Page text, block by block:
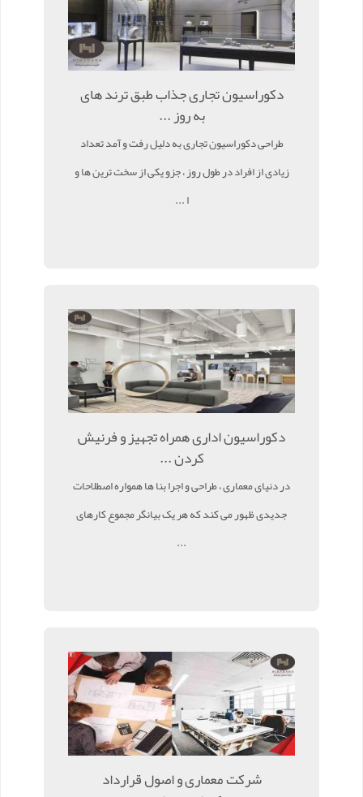
دکوراسیون تجاری جذاب طبق ترند های
به روز ...
طراحی دکوراسیون تجاری به دلیل رفت و آمد تعداد
زیادی از افراد در طول روز ، جزو یکی از سخت ترین ها و
ا ...
دکوراسیون اداری همراه تجهیز و فرنیش
کردن ...
در دنیای معماری ، طراحی و اجرا بنا ها همواره اصطلاحات
جدیدی ظهور می کند که هر یک بیانگر مجموع کارهای
...
شرکت معماری و اصول قرارداد